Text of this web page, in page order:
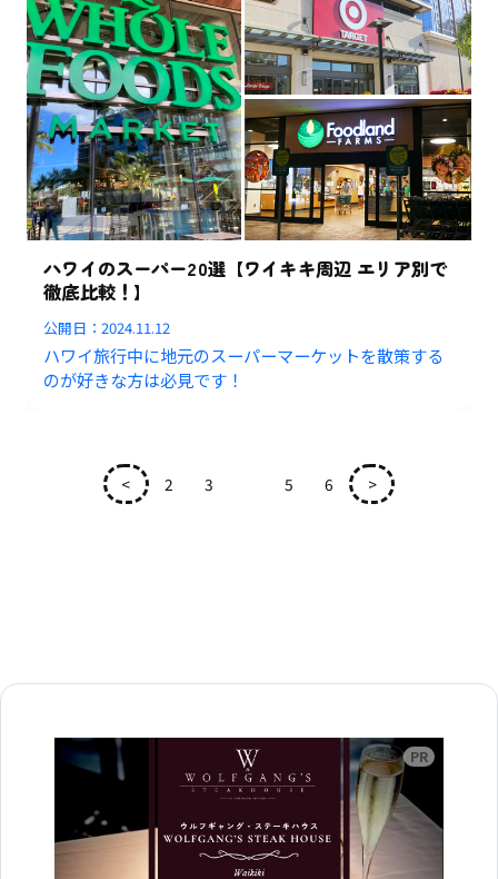
ハワイのスーパー20選【ワイキキ周辺 エリア別で
徹底比較！】
公開日：2024.11.12
ハワイ旅行中に地元のスーパーマーケットを散策する
のが好きな方は必見です！
< 2 3 5 6 >
広告